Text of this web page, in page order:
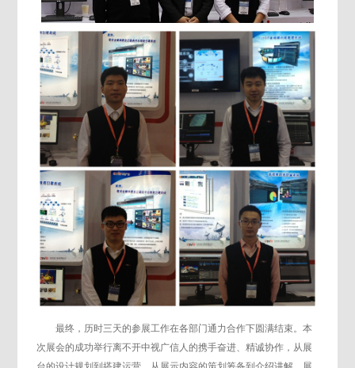
最终，历时三天的参展工作在各部门通力合作下圆满结束。本
次展会的成功举行离不开中视广信人的携手奋进、精诚协作，从展